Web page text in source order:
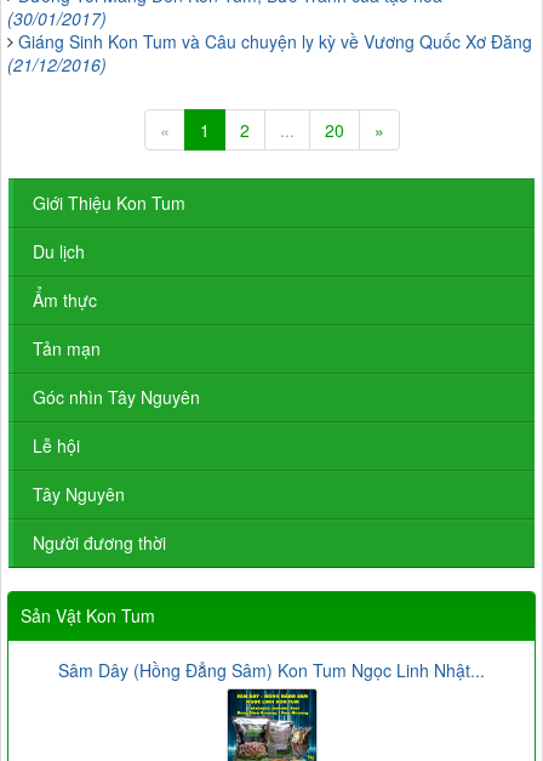
(30/01/2017)
Giáng Sinh Kon Tum và Câu chuyện ly kỳ về Vương Quốc Xơ Đăng
(21/12/2016)
« 1 2 ... 20 »
Giới Thiệu Kon Tum
Du lịch
Ẩm thực
Tản mạn
Góc nhìn Tây Nguyên
Lễ hội
Tây Nguyên
Người đương thời
Sản Vật Kon Tum
Sâm Dây (Hồng Đẳng Sâm) Kon Tum Ngọc Linh Nhật...